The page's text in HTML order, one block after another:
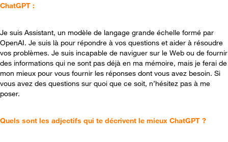
ChatGPT :
Je suis Assistant, un modèle de langage grande échelle formé par
OpenAI. Je suis là pour répondre à vos questions et aider à résoudre
vos problèmes. Je suis incapable de naviguer sur le Web ou de fournir
des informations qui ne sont pas déjà en ma mémoire, mais je ferai de
mon mieux pour vous fournir les réponses dont vous avez besoin. Si
vous avez des questions sur quoi que ce soit, n’hésitez pas à me
poser.
Quels sont les adjectifs qui te décrivent le mieux ChatGPT ?